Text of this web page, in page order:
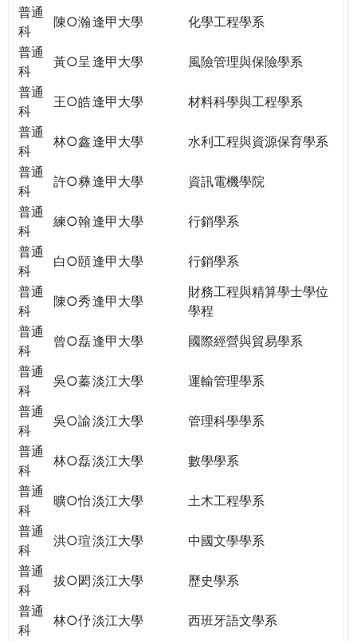
普通
科
陳○瀚逢甲大學
化學工程學系
普通
科
黃○呈 逢甲大學
風險管理與保險學系
普通
科
王○皓逢甲大學
材料科學與工程學系
普通
科
林○鑫逢甲大學
水利工程與資源保育學系
普通
科
許○彝逢甲大學
資訊電機學院
普通
科
練○翰逢甲大學
行銷學系
普通
科
白○頤逢甲大學
行銷學系
普通
科
陳○秀逢甲大學
財務工程與精算學士學位
學程
普通
科
曾○磊逢甲大學
國際經營與貿易學系
普通
科
吳○蓁淡江大學
運輸管理學系
普通
科
吳○諭淡江大學
管理科學學系
普通
科
林○磊淡江大學
數學學系
普通
科
曠○怡淡江大學
土木工程學系
普通
科
洪○瑄淡江大學
中國文學學系
普通
科
拔○閎淡江大學
歷史學系
普通
科
林○伃淡江大學
西班牙語文學系